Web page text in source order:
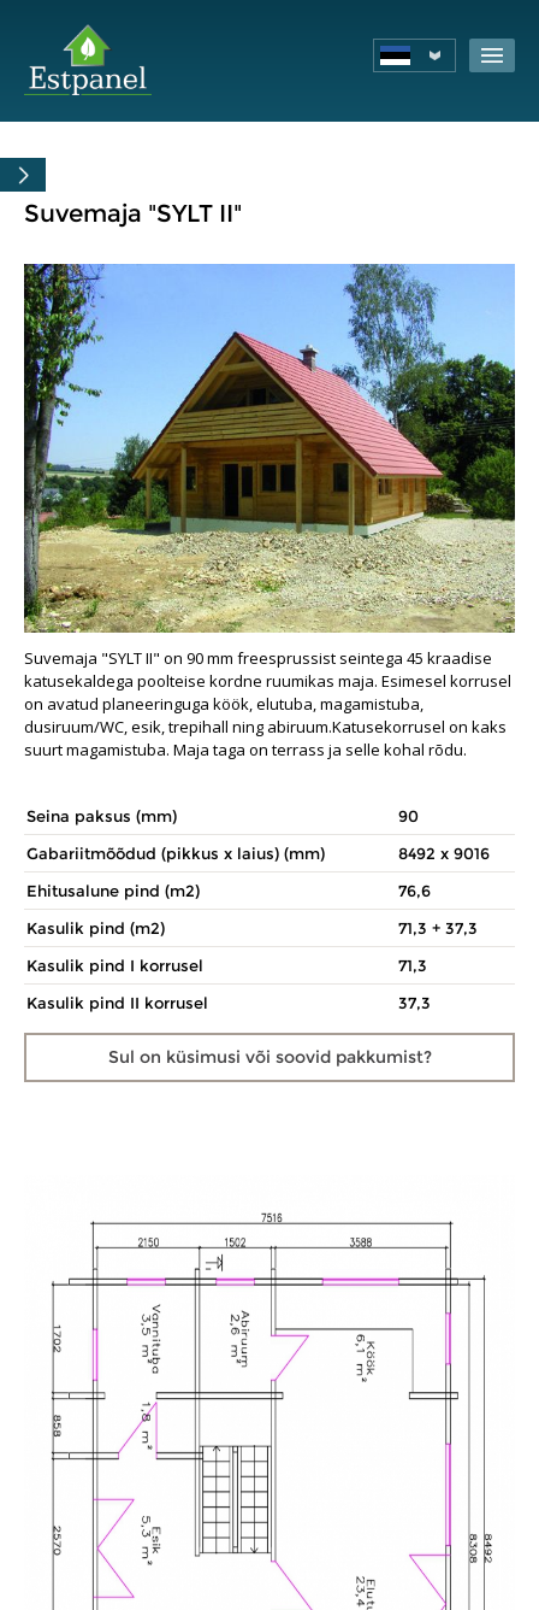
Suvemaja "SYLT II"
Suvemaja "SYLT II" on 90 mm freesprussist seintega 45 kraadise
katusekaldega poolteise kordne ruumikas maja. Esimesel korrusel
on avatud planeeringuga köök, elutuba, magamistuba,
dusiruum/WC, esik, trepihall ning abiruum.Katusekorrusel on kaks
suurt magamistuba. Maja taga on terrass ja selle kohal rõdu.
Seina paksus (mm)
90
Gabariitmõõdud (pikkus x laius) (mm)
8492 x 9016
Ehitusalune pind (m2)
76,6
Kasulik pind (m2)
71,3 + 37,3
Kasulik pind I korrusel
71,3
Kasulik pind II korrusel
37,3
Sul on küsimusi või soovid pakkumist?